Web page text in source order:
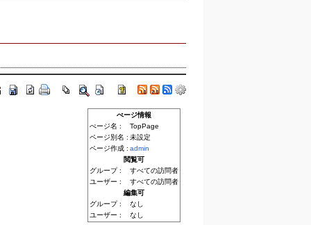
ぺージ情報
ぺージ名 :
TopPage
ページ別名 : 未設定
ページ作成 : admin
閲覧可
グループ :
すべての訪問者
ユーザー :
すべての訪問者
編集可
グループ :
なし
ユーザー :
なし